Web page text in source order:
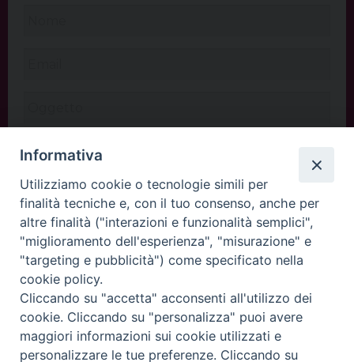
INVIA
Informativa
Utilizziamo cookie o tecnologie simili per
finalità tecniche e, con il tuo consenso, anche per
altre finalità ("interazioni e funzionalità semplici",
"miglioramento dell'esperienza", "misurazione" e
"targeting e pubblicità") come specificato nella
cookie policy.
Cliccando su "accetta" acconsenti all'utilizzo dei
cookie. Cliccando su "personalizza" puoi avere
maggiori informazioni sui cookie utilizzati e
personalizzare le tue preferenze. Cliccando su